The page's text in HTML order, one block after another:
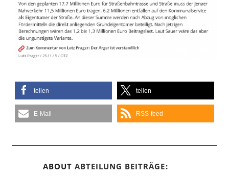
teilen teilen
E-Mail RSS-feed
ABOUT ABTEILUNG BEITRÄGE